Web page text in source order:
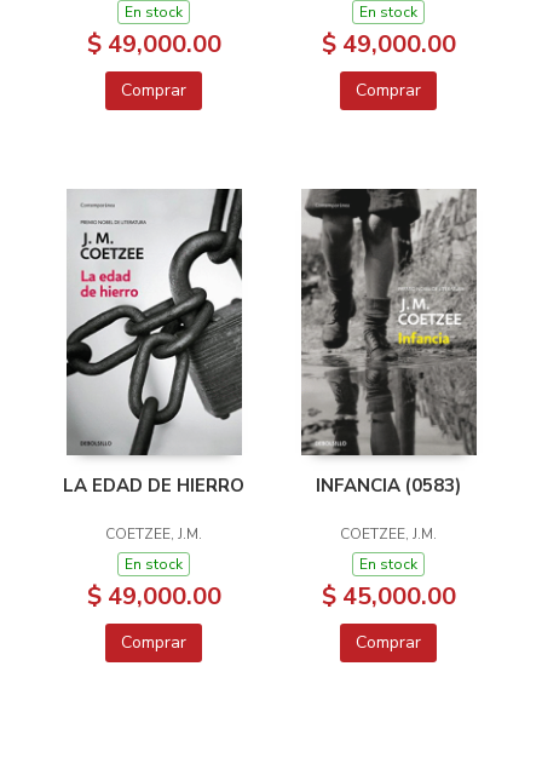
En stock
$ 49,000.00
Comprar
En stock
$ 49,000.00
Comprar
LA EDAD DE HIERRO
COETZEE, J.M.
En stock
$ 49,000.00
Comprar
INFANCIA (0583)
COETZEE, J.M.
En stock
$ 45,000.00
Comprar